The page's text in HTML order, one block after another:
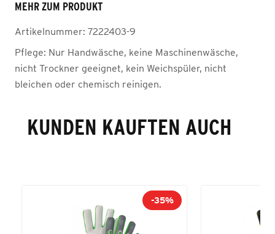
MEHR ZUM PRODUKT
Artikelnummer: 7222403-9
Pflege: Nur Handwäsche, keine Maschinenwäsche,
nicht Trockner geeignet, kein Weichspüler, nicht
bleichen oder chemisch reinigen.
KUNDEN KAUFTEN AUCH
-35%